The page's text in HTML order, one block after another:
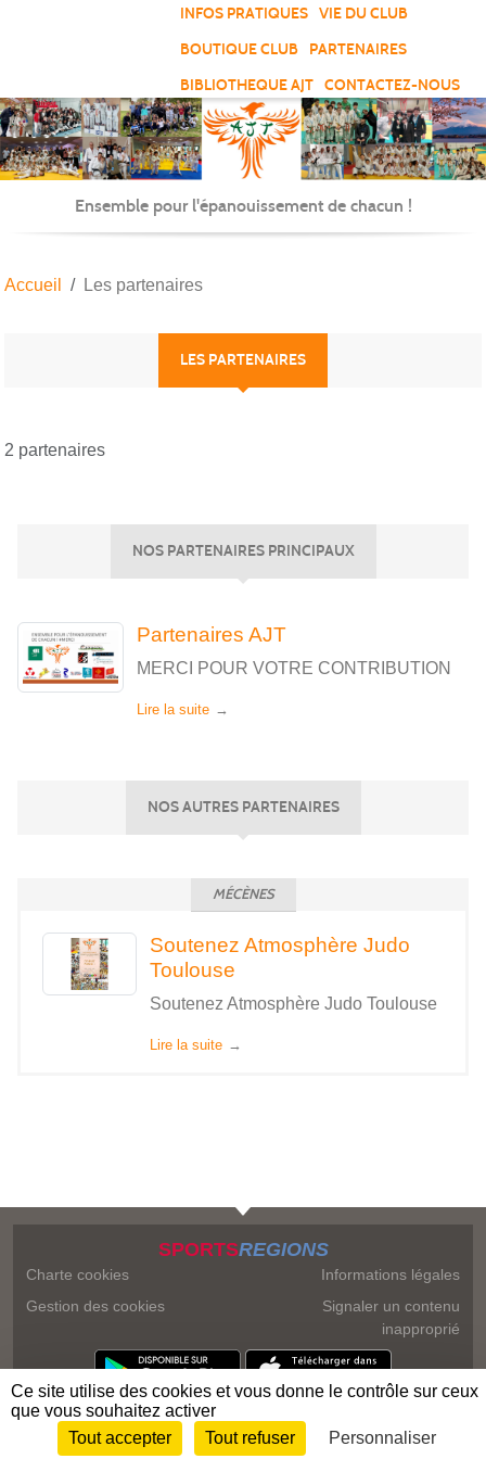
INFOS PRATIQUES
VIE DU CLUB
BOUTIQUE CLUB
PARTENAIRES
BIBLIOTHEQUE AJT
CONTACTEZ-NOUS
Ensemble pour l'épanouissement de chacun !
Accueil Les partenaires
LES PARTENAIRES
2 partenaires
NOS PARTENAIRES PRINCIPAUX
Partenaires AJT
MERCI POUR VOTRE CONTRIBUTION
Lire la suite
NOS AUTRES PARTENAIRES
MÉCÈNES
Soutenez Atmosphère Judo
Toulouse
Soutenez Atmosphère Judo Toulouse
Lire la suite
SPORTSREGIONS
Charte cookies
Gestion des cookies
Informations légales
Signaler un contenu
inapproprié
Envie de participer ? Connexion
Panneau de gestion des cookies
Ce site utilise des cookies et vous donne le contrôle sur ceux
que vous souhaitez activer
Tout accepter
Tout refuser Personnaliser